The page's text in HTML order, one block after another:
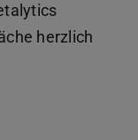
herzlich